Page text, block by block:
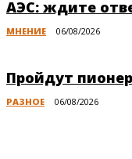
АЭС: ждите
МНЕНИЕ 06/08/2026
Пройдут
РАЗНОЕ 06/08/2026